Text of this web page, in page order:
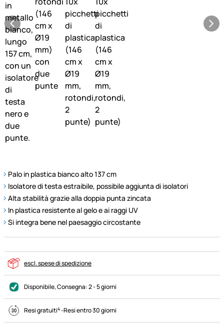
Palo in plastica bianco alto 137 cm
Isolatore di testa estraibile, possibile aggiunta di isolatori
Alta stabilità grazie alla doppia punta zincata
In plastica resistente al gelo e ai raggi UV
Si integra bene nel paesaggio circostante
escl. spese di spedizione
Disponibile, Consegna:2 - 5 giorni
Resi gratuiti4-Resi entro 30 giorni